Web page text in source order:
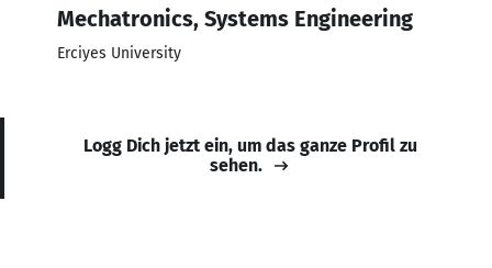
Mechatronics, Systems Engineering
Erciyes University
Logg Dich jetzt ein, um das ganze Profil zu
sehen.